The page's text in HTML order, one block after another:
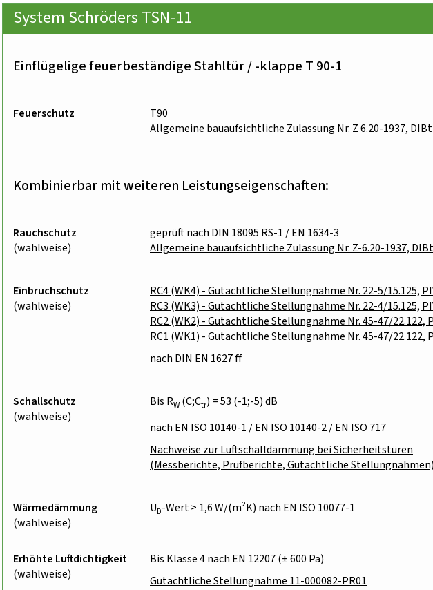
System Schröders TSN-11
Einflügelige feuerbeständige Stahltür / -klappe T 90-1
Feuerschutz
T90
Allgemeine bauaufsichtliche Zulassung Nr. Z 6.20-1937,
Kombinierbar mit weiteren Leistungseigenschaften:
Rauchschutz
(wahlweise)
geprüft nach DIN 18095 RS-1 / EN 1634-3
Allgemeine bauaufsichtliche Zulassung Nr. Z-6.20-1937,
Einbruchschutz
(wahlweise)
RC4 (WK4) - Gutachtliche Stellungnahme Nr. 22-5/15.125,
RC3 (WK3) - Gutachtliche Stellungnahme Nr. 22-4/15.125,
RC2 (WK2) - Gutachtliche Stellungnahme Nr. 45-47/22.122,
RC1 (WK1) - Gutachtliche Stellungnahme Nr. 45-47/22.122,
nach DIN EN 1627 ff
Schallschutz
(wahlweise)
Bis RW (C;Ctr) = 53 (-1;-5) dB
nach EN ISO 10140-1 / EN ISO 10140-2 / EN ISO 717
Nachweise zur Luftschalldämmung bei Sicherheitstüren
(Messberichte, Prüfberichte, Gutachtliche
Wärmedämmung
(wahlweise)
UD-Wert ≥ 1,6 W/(m²K) nach EN ISO 10077-1
Erhöhte Luftdichtigkeit
(wahlweise)
Bis Klasse 4 nach EN 12207 (± 600 Pa)
Gutachtliche Stellungnahme 11-000082-PR01